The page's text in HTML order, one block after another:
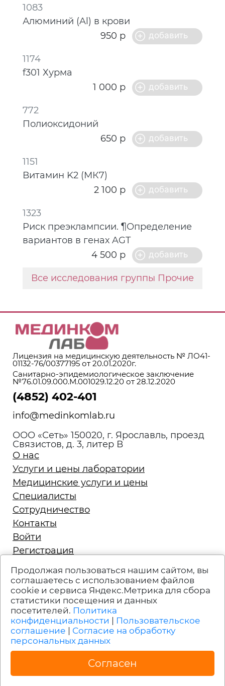
1083
Алюминий (Al) в крови
950 р
1174
f301 Хурма
1 000 р
772
Полиоксидоний
650 р
1151
Витамин K2 (МК7)
2 100 р
1323
Риск преэклампсии. ¶Определение
вариантов в генах AGT
4 500 р
Все исследования группы Прочие
Лицензия на медицинскую деятельность № ЛО41-
01132-76/00377195 от 20.01.2020г.
Санитарно-эпидемиологическое заключение
№76.01.09.000.М.001029.12.20 от 28.12.2020
(4852) 402-401
info@medinkomlab.ru
ООО «Сеть» 150020, г. Ярославль, проезд
Связистов, д. 3, литер В
О нас
Услуги и цены лаборатории
Медицинские услуги и цены
Специалисты
Сотрудничество
Контакты
Войти
Регистрация
Политика конфиденциальности
Техподдержка
Вакансии
Пользовательское соглашение
УСЛУГИ ЛИЦЕНЗИРОВАНЫ. ИМЕЮТСЯ
ПРОТИВОПОКАЗАНИЯ. НЕОБХОДИМА
Продолжая пользоваться нашим сайтом, вы
соглашаетесь с использованием файлов
cookie и сервиса Яндекс.Метрика для сбора
статистики посещения и данных
посетителей. Политика
конфиденциальности
Пользовательское
соглашение
Согласие на обработку
персональных данных
Согласен